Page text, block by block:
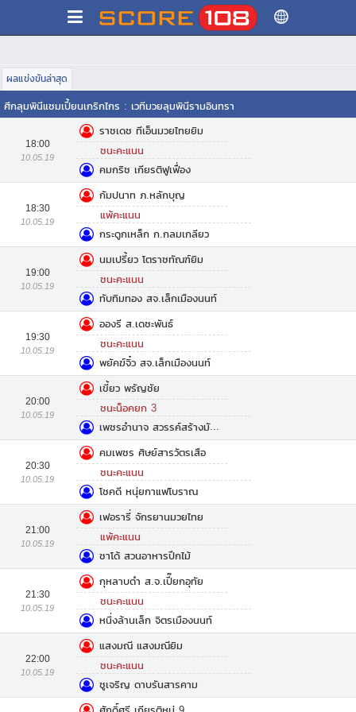
ผลแข่งขันล่าสุด
ศึกลุมพินีแชมเปี้ยนเกริกไกร : เวทีมวยลุมพินีรามอินทรา
18:00
10.05.19
ราชเดช ทีเอ็นมวยไทยยิม
ชนะคะแนน
คมกริช เกียรติฟูเฟื่อง
18:30
10.05.19
กัมปนาท ภ.หลักบุญ
แพ้คะแนน
กระดูกเหล็ก ก.กลมเกลียว
19:00
10.05.19
นมเปรี้ยว โตราชทัณฑ์ยิม
ชนะคะแนน
ทับทิมทอง สจ.เล็กเมืองนนท์
19:30
10.05.19
อองรี ส.เดชะพันธ์
ชนะคะแนน
พยัคฆ์จิ๋ว สจ.เล็กเมืองนนท์
20:00
10.05.19
เขี้ยว พรัญชัย
ชนะน็อคยก 3
เพชรอำนาจ สวรรค์สร้างมัญจา
20:30
10.05.19
คมเพชร ศิษย์สารวัตรเสือ
ชนะคะแนน
โชคดี หนุ่ยกาแฟโบราณ
21:00
10.05.19
เฟอรารี่ จักรยานมวยไทย
แพ้คะแนน
ชาโด้ สวนอาหารปีกไม้
21:30
10.05.19
กุหลาบดำ ส.จ.เปี๊ยกอุทัย
ชนะคะแนน
หนึ่งล้านเล็ก จิตรเมืองนนท์
22:00
10.05.19
แสงมณี แสงมณียิม
ชนะคะแนน
ชูเจริญ ดาบรันสารคาม